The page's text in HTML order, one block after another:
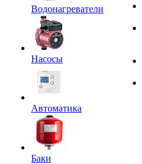
Водонагреватели
Насосы
Автоматика
Баки